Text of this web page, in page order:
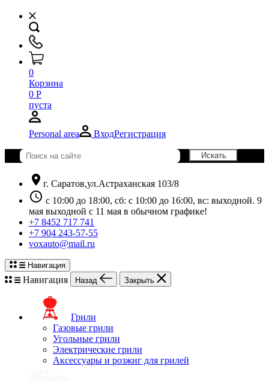
0
Корзина
0 Р
пуста
Personal area ВходРегистрация
location_on г. Саратов,ул.Астраханская 103/8
schedule с 10:00 до 18:00, сб: с 10:00 до 16:00, вс: выходной. 9
мая выходной с 11 мая в обычном графике!
+7 8452 717 741
+7 904 243-57-55
voxauto@mail.ru
Навигация
Навигация Назад Закрыть
Грили
Газовые грили
Угольные грили
Электрические грили
Аксессуары и розжиг для грилей